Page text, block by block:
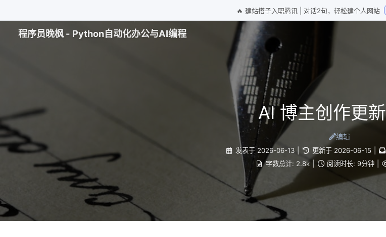
🔥 建站搭子入职腾讯 | 对话2句，轻松建个人网站
程序员晚枫 - Python自动化办公与AI编程
AI 博主创作更
编辑
发表于 2026-06-13 更新于 2026-06-15
字数总计: 2.8k 阅读时长: 9分钟